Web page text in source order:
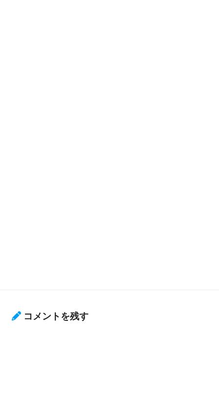
コメントを残す